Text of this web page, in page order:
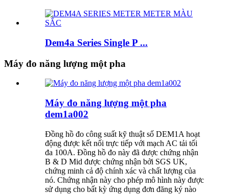
Dem4a Series Single P ...
Máy đo năng lượng một pha
Máy đo năng lượng một pha
dem1a002
Đồng hồ đo công suất kỹ thuật số DEM1A hoạt
động được kết nối trực tiếp với mạch AC tải tối
đa 100A. Đồng hồ đo này đã được chứng nhận
B & D Mid được chứng nhận bởi SGS UK,
chứng minh cả độ chính xác và chất lượng của
nó. Chứng nhận này cho phép mô hình này được
sử dụng cho bất kỳ ứng dụng đơn đăng ký nào